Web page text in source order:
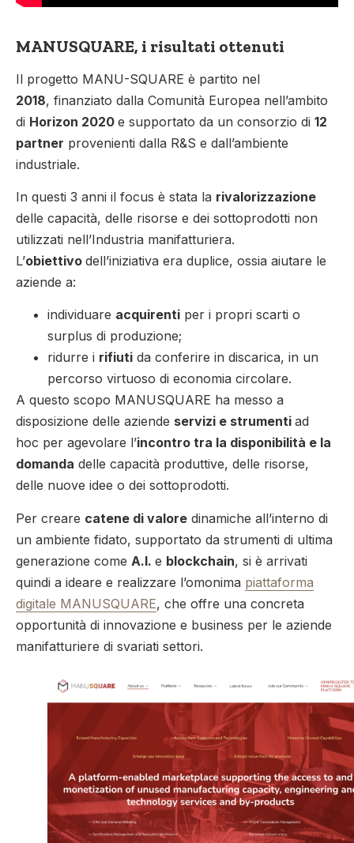
MANUSQUARE, i risultati ottenuti
Il progetto MANU-SQUARE è partito nel
2018, finanziato dalla Comunità Europea nell’ambito
di Horizon 2020 e supportato da un consorzio di 12
partner provenienti dalla R&S e dall’ambiente
industriale.
In questi 3 anni il focus è stata la rivalorizzazione
delle capacità, delle risorse e dei sottoprodotti non
utilizzati nell’Industria manifatturiera.
L’obiettivo dell’iniziativa era duplice, ossia aiutare le
aziende a:
individuare acquirenti per i propri scarti o
surplus di produzione;
ridurre i rifiuti da conferire in discarica, in un
percorso virtuoso di economia circolare.
A questo scopo MANUSQUARE ha messo a
disposizione delle aziende servizi e strumenti ad
hoc per agevolare l’incontro tra la disponibilità e la
domanda delle capacità produttive, delle risorse,
delle nuove idee o dei sottoprodotti.
Per creare catene di valore dinamiche all’interno di
un ambiente fidato, supportato da strumenti di ultima
generazione come A.I. e blockchain, si è arrivati
quindi a ideare e realizzare l’omonima piattaforma
digitale MANUSQUARE, che offre una concreta
opportunità di innovazione e business per le aziende
manifatturiere di svariati settori.